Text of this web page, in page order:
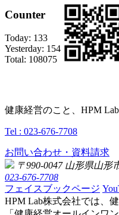
Counter
Today: 133
Yesterday: 154
Total: 108075
健康経営のこと、HPM
Tel : 023-676-7708
お問い合わせ・資料請求
〒990-0047 山形県山形
023-676-7708
フェイスブックページ
HPM Lab株式会社では、